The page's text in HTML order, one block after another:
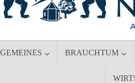
BRAUCHTUM